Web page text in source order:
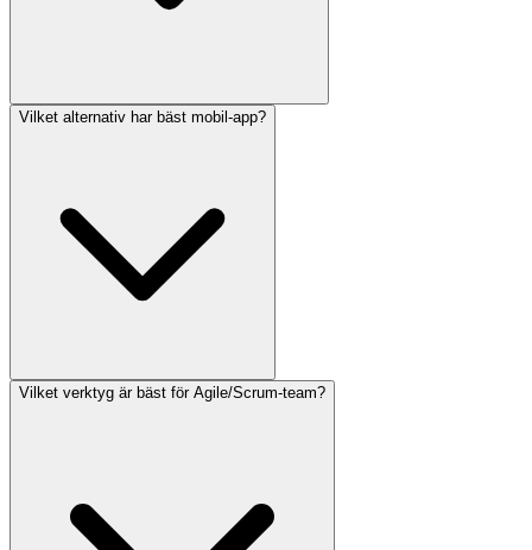
Vilket alternativ har bäst mobil-app?
Vilket verktyg är bäst för Agile/Scrum-team?